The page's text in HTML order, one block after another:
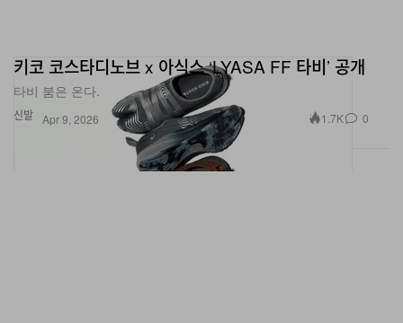
신발
키코 코스타디노브 x 아식스 ‘LYASA FF 타비’ 공개
타비 붐은 온다.
Apr 9, 2026 1.7K 0